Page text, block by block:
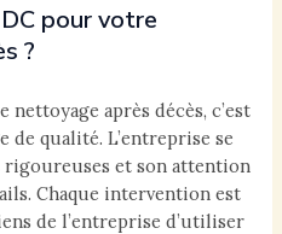
pour votre
?
nettoyage après décès, c’est
de qualité. L’entreprise se
rigoureuses et son attention
Chaque intervention est
de l’entreprise d’utiliser